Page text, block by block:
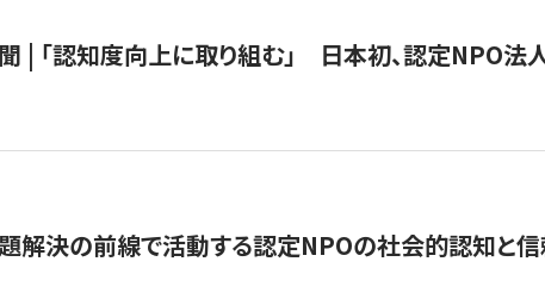
| 「認知度向上に取り組む」 日本初、認定NPO法
解決の前線で活動する認定NPOの社会的認知と信